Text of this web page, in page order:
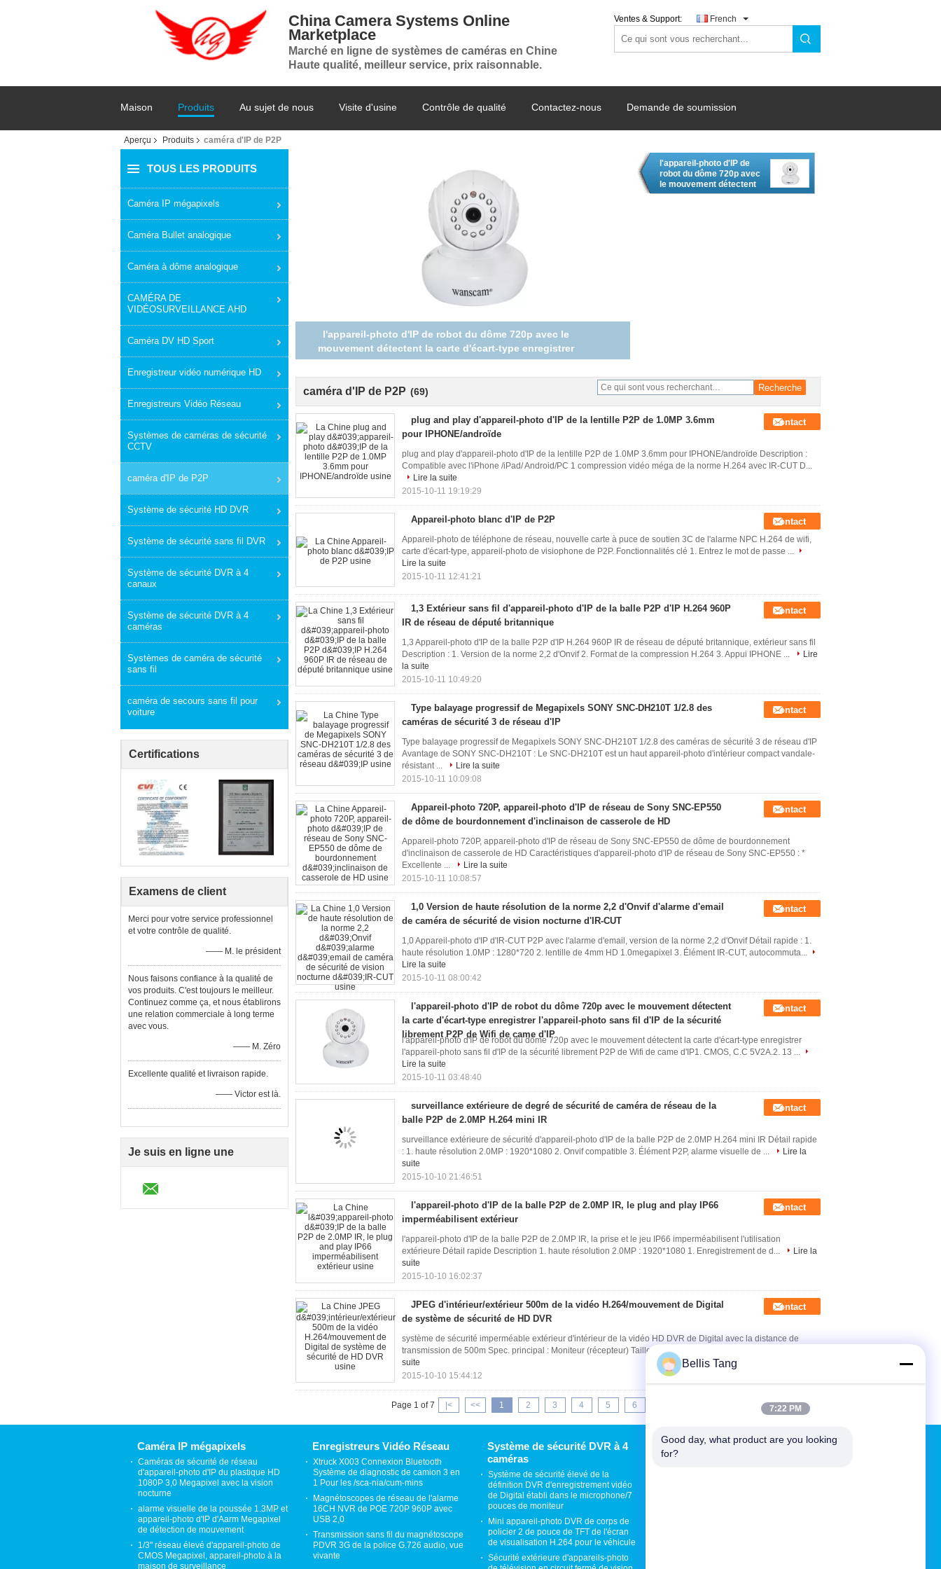
China Camera Systems Online
Marketplace
Marché en ligne de systèmes de caméras en Chine
Haute qualité, meilleur service, prix raisonnable.
Ventes & Support: French
Maison Produits Au sujet de nous Visite d'usine Contrôle de qualité Contactez-nous Demande de soumission
Aperçu Produits caméra d'IP de P2P
TOUS LES PRODUITS
Caméra IP mégapixels
Caméra Bullet analogique
Caméra à dôme analogique
CAMÉRA DE
VIDÉOSURVEILLANCE AHD
Caméra DV HD Sport
Enregistreur vidéo numérique HD
Enregistreurs Vidéo Réseau
Systèmes de caméras de sécurité
CCTV
caméra d'IP de P2P
Système de sécurité HD DVR
Système de sécurité sans fil DVR
Système de sécurité DVR à 4
canaux
Système de sécurité DVR à 4
caméras
Systèmes de caméra de sécurité
sans fil
caméra de secours sans fil pour
voiture
Certifications
Examens de client
Merci pour votre service professionnel
et votre contrôle de qualité.
—— M. le président
Nous faisons confiance à la qualité de
vos produits. C'est toujours le meilleur.
Continuez comme ça, et nous établirons
une relation commerciale à long terme
avec vous.
—— M. Zéro
Excellente qualité et livraison rapide.
—— Victor est là.
Je suis en ligne une
l'appareil-photo d'IP de robot du dôme 720p avec le
mouvement détectent la carte d'écart-type enregistrer
l'appareil-photo sans fil d'IP de la sécurité librement P2P de
Wifi de came d'IP
l'appareil-photo d'IP de
robot du dôme 720p avec
le mouvement détectent
la carte d'écart-type
caméra d'IP de P2P (69)
plug and play d'appareil-photo d'IP de la lentille P2P de 1.0MP 3.6mm
pour IPHONE/androïde
Contact
plug and play d'appareil-photo d'IP de la lentille P2P de 1.0MP 3.6mm pour IPHONE/androïde Description :
Compatible avec l'iPhone /iPad/ Android/PC 1 compression vidéo méga de la norme H.264 avec IR-CUT D...
Lire la suite
2015-10-11 19:19:29
Appareil-photo blanc d'IP de P2P Contact
Appareil-photo de téléphone de réseau, nouvelle carte à puce de soutien 3C de l'alarme NPC H.264 de wifi,
carte d'écart-type, appareil-photo de visiophone de P2P. Fonctionnalités clé 1. Entrez le mot de passe ...
Lire la suite
2015-10-11 12:41:21
1,3 Extérieur sans fil d'appareil-photo d'IP de la balle P2P d'IP H.264 960P
IR de réseau de député britannique
Contact
1,3 Appareil-photo d'IP de la balle P2P d'IP H.264 960P IR de réseau de député britannique, extérieur sans fil
Description : 1. Version de la norme 2,2 d'Onvif 2. Format de la compression H.264 3. Appui IPHONE ...
Lire
la suite
2015-10-11 10:49:20
Type balayage progressif de Megapixels SONY SNC-DH210T 1/2.8 des
caméras de sécurité 3 de réseau d'IP
Contact
Type balayage progressif de Megapixels SONY SNC-DH210T 1/2.8 des caméras de sécurité 3 de réseau d'IP
Avantage de SONY SNC-DH210T : Le SNC-DH210T est un haut appareil-photo d'intérieur compact vandale-
résistant ...
Lire la suite
2015-10-11 10:09:08
Appareil-photo 720P, appareil-photo d'IP de réseau de Sony SNC-EP550
de dôme de bourdonnement d'inclinaison de casserole de HD
Contact
Appareil-photo 720P, appareil-photo d'IP de réseau de Sony SNC-EP550 de dôme de bourdonnement
d'inclinaison de casserole de HD Caractéristiques d'appareil-photo d'IP de réseau de Sony SNC-EP550 : *
Excellente ...
Lire la suite
2015-10-11 10:08:57
1,0 Version de haute résolution de la norme 2,2 d'Onvif d'alarme d'email
de caméra de sécurité de vision nocturne d'IR-CUT
Contact
1,0 Appareil-photo d'IP d'IR-CUT P2P avec l'alarme d'email, version de la norme 2,2 d'Onvif Détail rapide : 1.
haute résolution 1.0MP : 1280*720 2. lentille de 4mm HD 1.0megapixel 3. Élément IR-CUT, autocommuta...
Lire la suite
2015-10-11 08:00:42
l'appareil-photo d'IP de robot du dôme 720p avec le mouvement détectent
la carte d'écart-type enregistrer l'appareil-photo sans fil d'IP de la sécurité
librement P2P de Wifi de came d'IP
Contact
l'appareil-photo d'IP de robot du dôme 720p avec le mouvement détectent la carte d'écart-type enregistrer
l'appareil-photo sans fil d'IP de la sécurité librement P2P de Wifi de came d'IP1. CMOS, C.C 5V2A.2. 13 ...
Lire la suite
2015-10-11 03:48:40
surveillance extérieure de degré de sécurité de caméra de réseau de la
balle P2P de 2.0MP H.264 mini IR
Contact
surveillance extérieure de sécurité d'appareil-photo d'IP de la balle P2P de 2.0MP H.264 mini IR Détail rapide
: 1. haute résolution 2.0MP : 1920*1080 2. Onvif compatible 3. Élément P2P, alarme visuelle de ...
Lire la
suite
2015-10-10 21:46:51
l'appareil-photo d'IP de la balle P2P de 2.0MP IR, le plug and play IP66
imperméabilisent extérieur
Contact
l'appareil-photo d'IP de la balle P2P de 2.0MP IR, la prise et le jeu IP66 imperméabilisent l'utilisation
extérieure Détail rapide Description 1. haute résolution 2.0MP : 1920*1080 1. Enregistrement de d...
Lire la
suite
2015-10-10 16:02:37
JPEG d'intérieur/extérieur 500m de la vidéo H.264/mouvement de Digital
de système de sécurité de HD DVR
Contact
système de sécurité imperméable extérieur d'intérieur de la vidéo HD DVR de Digital avec la distance de
transmission de 500m Spec. principal : Moniteur (récepteur) Taille d'affichage 10,1 - pouce type d...
suite
2015-10-10 15:44:12
Page 1 of 7 |< << 1 2 3 4 5 6
Caméra IP mégapixels
Caméras de sécurité de réseau
d'appareil-photo d'IP du plastique HD
1080P 3,0 Megapixel avec la vision
nocturne
alarme visuelle de la poussée 1.3MP et
appareil-photo d'IP d'Aarm Megapixel
de détection de mouvement
1/3" réseau élevé d'appareil-photo de
CMOS Megapixel, appareil-photo à la
maison de surveillance
Enregistreurs Vidéo Réseau
Xtruck X003 Connexion Bluetooth
Système de diagnostic de camion 3 en
1 Pour les /sca-nia/cum-mins
Magnétoscopes de réseau de l'alarme
16CH NVR de POE 720P 960P avec
USB 2,0
Transmission sans fil du magnétoscope
PDVR 3G de la police G.726 audio, vue
vivante
Système de sécurité DVR à 4
caméras
Système de sécurité élevé de la
définition DVR d'enregistrement vidéo
de Digital établi dans le microphone/7
pouces de moniteur
Mini appareil-photo DVR de corps de
policier 2 de pouce de TFT de l'écran
de visualisation H.264 pour le véhicule
Sécurité extérieure d'appareils-photo
Demande de soumission
Bellis Tang
7:22 PM
Good day, what product are you looking
for?